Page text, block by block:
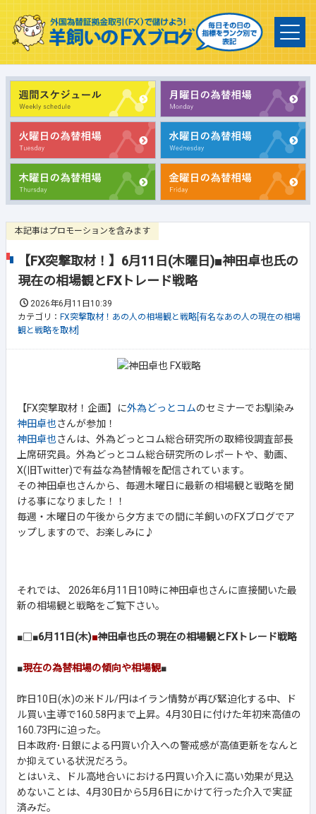
本記事はプロモーションを含みます
【FX突撃取材！】6月11日(木曜日)■神田卓也氏の
現在の相場観とFXトレード戦略
2026年6月11日10:39
カテゴリ： FX突撃取材！あの人の相場観と戦略[有名なあの人の現在の相場
観と戦略を取材]
【FX突撃取材！企画】に外為どっとコムのセミナーでお馴染み
神田卓也さんが参加！
神田卓也さんは、外為どっとコム総合研究所の取締役調査部長
上席研究員。外為どっとコム総合研究所のレポートや、動画、
X(旧Twitter)で有益な為替情報を配信されています。
その神田卓也さんから、毎週木曜日に最新の相場観と戦略を聞
ける事になりました！！
毎週・木曜日の午後から夕方までの間に羊飼いのFXブログでア
ップしますので、お楽しみに♪
それでは、 2026年6月11日10時に神田卓也さんに直接聞いた最
新の相場観と戦略をご覧下さい。
■□■6月11日(木)■神田卓也氏の現在の相場観とFXトレード戦略
■現在の為替相場の傾向や相場観■
昨日10日(水)の米ドル/円はイラン情勢が再び緊迫化する中、ド
ル買い主導で160.58円まで上昇。4月30日に付けた年初来高値の
160.73円に迫った。
日本政府･日銀による円買い介入への警戒感が高値更新をなんと
か抑えている状況だろう。
とはいえ、ドル高地合いにおける円買い介入に高い効果が見込
めないことは、4月30日から5月6日にかけて行った介入で実証
済みだ。